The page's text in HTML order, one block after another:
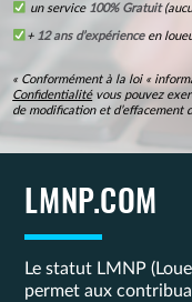
un service 100% Gratuit
+12 ans d’expérienceen
« Conformément à la loi «
Confidentialitévous pouvez
de modification et d’effacement
LMNP.COM
Le statut LMNP
permet aux